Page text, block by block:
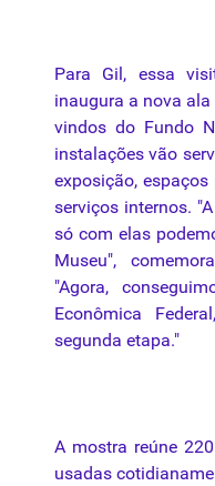
Para Gil, essa
inaugura a nova ala
vindos do Fundo
instalações vão
exposição,
serviços internos.
só com elas
Museu",
"Agora,
Econômica
segunda etapa."
A mostra reúne
usadas